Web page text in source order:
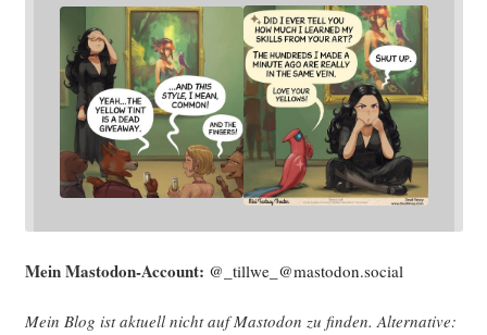
Mein Mast­o­don-Account: @_tillwe_@mastodon.social
Mein Blog ist aktu­ell nicht auf Mast­o­don zu fin­den. Alter­na­ti­ve: